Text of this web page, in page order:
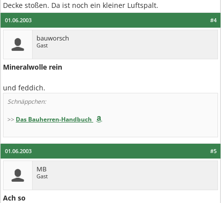
Decke stoßen. Da ist noch ein kleiner Luftspalt.
#4
01.06.2003
bauworsch
Gast
Mineralwolle rein
und feddich.
Schnäppchen:
>> Das Bauherren-Handbuch
#5
01.06.2003
MB
Gast
Ach so